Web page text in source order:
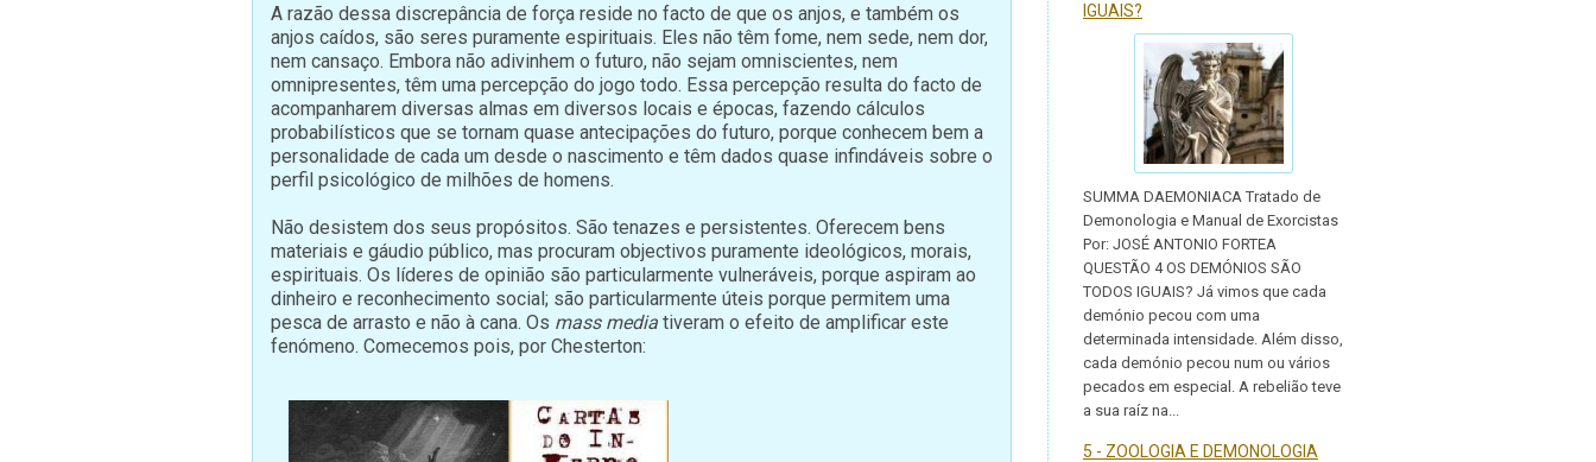
A razão dessa discrepância de força reside no facto de que os anjos, e também os
anjos caídos, são seres puramente espirituais. Eles não têm fome, nem sede, nem dor,
nem cansaço. Embora não adivinhem o futuro, não sejam omniscientes, nem
omnipresentes, têm uma percepção do jogo todo. Essa percepção resulta do facto de
acompanharem diversas almas em diversos locais e épocas, fazendo cálculos
probabilísticos que se tornam quase antecipações do futuro, porque conhecem bem a
personalidade de cada um desde o nascimento e têm dados quase infindáveis sobre o
perfil psicológico de milhões de homens.
Não desistem dos seus propósitos. São tenazes e persistentes. Oferecem bens
materiais e gáudio público, mas procuram objectivos puramente ideológicos, morais,
espirituais. Os líderes de opinião são particularmente vulneráveis, porque aspiram ao
dinheiro e reconhecimento social; são particularmente úteis porque permitem uma
pesca de arrasto e não à cana. Os mass media tiveram o efeito de amplificar este
fenómeno. Comecemos pois, por Chesterton:
IGUAIS?
SUMMA DAEMONIACA Tratado de
Demonologia e Manual de Exorcistas
Por: JOSÉ ANTONIO FORTEA
QUESTÃO 4 OS DEMÓNIOS SÃO
TODOS IGUAIS? Já vimos que cada
demónio pecou com uma
determinada intensidade. Além disso,
cada demónio pecou num ou vários
pecados em especial. A rebelião teve
a sua raíz na...
5 - ZOOLOGIA E DEMONOLOGIA